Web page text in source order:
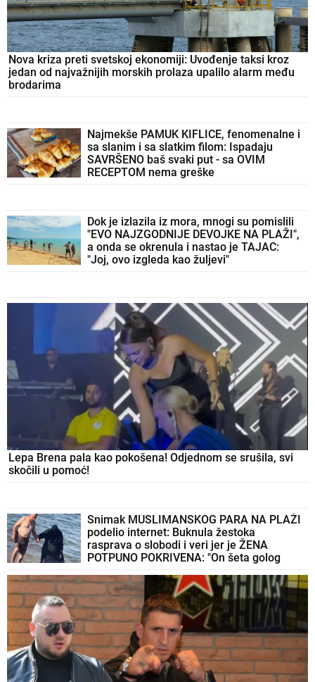
Nova kriza preti svetskoj ekonomiji: Uvođenje taksi kroz
jedan od najvažnijih morskih prolaza upalilo alarm među
brodarima
Najmekše PAMUK KIFLICE, fenomenalne i
sa slanim i sa slatkim filom: Ispadaju
SAVRŠENO baš svaki put - sa OVIM
RECEPTOM nema greške
Dok je izlazila iz mora, mnogi su pomislili
"EVO NAJZGODNIJE DEVOJKE NA PLAŽI",
a onda se okrenula i nastao je TAJAC:
"Joj, ovo izgleda kao žuljevi"
Lepa Brena pala kao pokošena! Odjednom se srušila, svi
skočili u pomoć!
Snimak MUSLIMANSKOG PARA NA PLAŽI
podelio internet: Buknula žestoka
rasprava o slobodi i veri jer je ŽENA
POTPUNO POKRIVENA: "On šeta golog